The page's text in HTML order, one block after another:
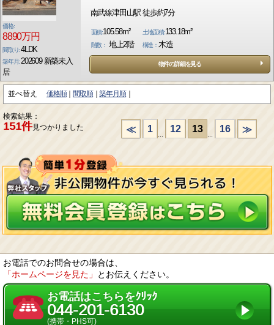
価格:
8890万円
間取り:4LDK
築年月:202609 新築未入
居
南武線津田山駅 徒歩約7分
面積:105.58m² 土地面積:133.18m²
階数： 地上2階 構造：木造
物件の詳細を見る
並べ替え 価格順 間取順 築年月順
検索結果：
151件見つかりました ≪ 1
...
12 13
...
16 ≫
お電話でのお問合せの場合は、
「ホームページを見た」
とお伝えください。
お電話はこちらをｸﾘｯｸ
044-201-6130
(携帯・PHS可)